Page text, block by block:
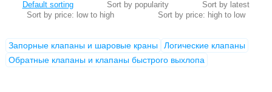
Запорные клапаны и шаровые краны
Логические клапаны
Обратные клапаны и клапаны быстрого выхлопа